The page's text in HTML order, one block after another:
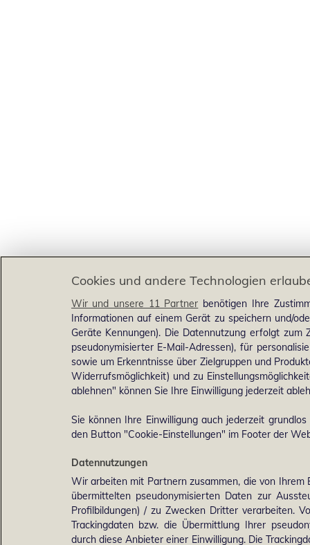
Cookies und andere Technologien
Wir und unsere 11 Partner benötigen Ihre
Informationen auf einem Gerät zu speichern und/
Geräte Kennungen). Die Datennutzung erfolgt
pseudonymisierter E-Mail-Adressen), für
sowie um Erkenntnisse über Zielgruppen und
Widerrufsmöglichkeit) und zu
ablehnen" können Sie Ihre Einwilligung jederzeit
Sie können Ihre Einwilligung auch jederzeit
den Button "Cookie-Einstellungen" im Footer der
Datennutzungen
Wir arbeiten mit Partnern zusammen, die von Ihrem
übermittelten pseudonymisierten Daten zur
Profilbildungen) / zu Zwecken Dritter verarbeiten.
Trackingdaten bzw. die Übermittlung Ihrer
durch diese Anbieter einer Einwilligung. Die